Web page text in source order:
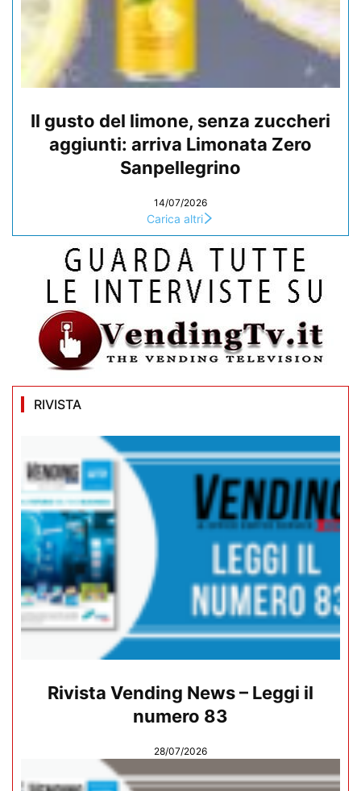
Il gusto del limone, senza zuccheri
aggiunti: arriva Limonata Zero
Sanpellegrino
14/07/2026
Carica altri
RIVISTA
Rivista Vending News – Leggi il
numero 83
28/07/2026